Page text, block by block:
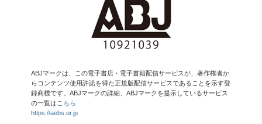
ABJマークは、この電子書店・電子書籍配信サービスが、著作権者か
らコンテンツ使用許諾を得た正規版配信サービスであることを示す登
録商標です。ABJマークの詳細、ABJマークを提示しているサービス
の一覧は こちら
https://aebs.or.jp